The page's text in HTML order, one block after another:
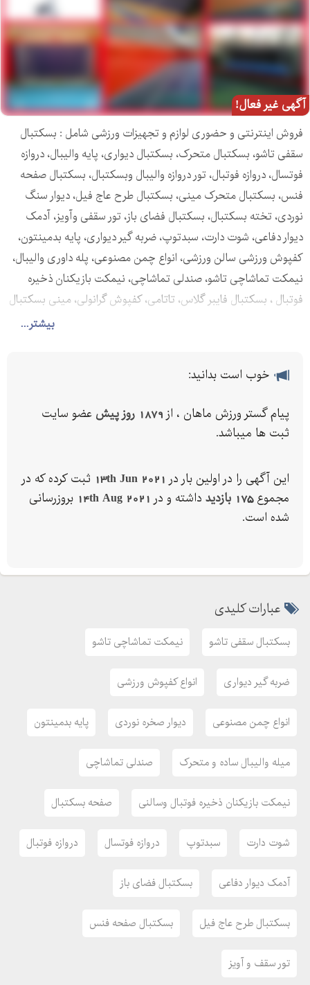
آگهی غیر فعال!
بیشتر...
فروش اینترنتی و حضوری لوازم و تجهیزات ورزشی شامل : بسکتبال
سقفی تاشو، بسکتبال متحرک، بسکتبال دیواری، پایه والیبال، دروازه
فوتسال، دروازه فوتبال، تور دروازه والیبال وبسکتبال، بسکتبال صفحه
فنس، بسکتبال متحرک مینی، بسکتبال طرح عاج فیل، دیوار سنگ
نوردی، تخته بسکتبال، بسکتبال فضای باز، تور سقفی وآویز، آدمک
دیوار دفاعی، شوت دارت، سبدتوپ، ضربه گیر دیواری، پایه بدمینتون،
کفپوش ورزشی سالن ورزشی، انواع چمن مصنوعی، پله داوری والیبال،
نیمکت تماشاچی تاشو، صندلی تماشاچی، نیمکت بازیکنان ذخیره
فوتبال ، بسکتبال فایبر گلاس، تاتامی، کفپوش گرانولی، مینی بسکتبال
سیار، بسکتبال استاندارد، پایه والیبال متحرک، دروازه هندبالی و ...
https://pgv-co.com
بهترین فروشگاه اینترنتی لوازم ورزشی
بهترین فروشگاه لباس ورزشی
مغازه لوازم ورزشی
تجهیزات سالن ورزشی
قیمت کفپوش سالن ورزشی
قیمت تور سقف سالن ورزشی
قیمت ضربه گیر سالن ورزشی
قیمت بسکتبال فضای باز
قیمت کفپوش گرانولی
قیمت کفپوش سالن بدنسازی
قیمت دیوار سنگ نوردی
قیمت دروازه فوتسال
قیمت بسکتبال متحرک
خوب است بدانید:
پیام گستر ورزش ماهان ، از 1879 روز پیش
عضو سایت
ثبت ها میباشد.
این آگهی را در اولین بار در 13th Jun 2021 ثبت کرده که در
مجموع175 بازدید داشته و در 14th Aug 2021 بروزرسانی
شده است.
عبارات کلیدی
بسکتبال سقفی تاشو نیمکت تماشاچی تاشو
ضربه گیر دیواری انواع کفپوش ورزشی
انواع چمن مصنوعی دیوار صخره نوردی پایه بدمینتون
میله والیبال ساده و متحرک صندلی تماشاچی
نیمکت بازیکنان ذخیره فوتبال وسالنی صفحه بسکتبال
شوت دارت سبدتوپ دروازه فوتسال دروازه فوتبال
آدمک دیوار دفاعی بسکتبال فضای باز
بسکتبال طرح عاج فیل بسکتبال صفحه فنس
تور سقف و آویز